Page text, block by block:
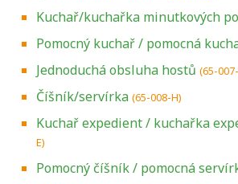
Kuchař/kuchařka minutkových
Pomocný kuchař / pomocná
Jednoduchá obsluha hostů (65-
Číšník/servírka (65-008-H)
Kuchař expedient / kuchařka
E)
Pomocný číšník / pomocná